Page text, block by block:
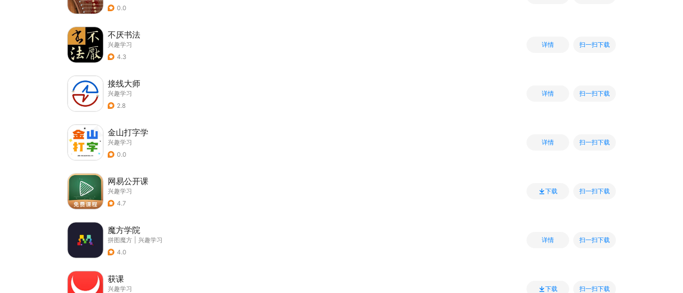
0.0
不厌书法
兴趣学习
4.3
详情 扫一扫下载
接线大师
兴趣学习
2.8
详情 扫一扫下载
金山打字学
兴趣学习
0.0
详情 扫一扫下载
网易公开课
兴趣学习
4.7
下载 扫一扫下载
魔方学院
拼图魔方
兴趣学习
4.0
详情 扫一扫下载
获课
兴趣学习
下载 扫一扫下载